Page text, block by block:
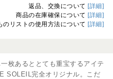
返品、交換について [詳細]
商品の在庫確保について [詳細]
のリストの使用方法について [詳細]
枚あるととても重宝するアイテ
SOLEIL完全オリジナル。こだ